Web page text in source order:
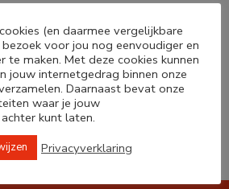

(en daarmee vergelijkbare
voor jou nog eenvoudiger en
te maken. Met deze cookies kunnen
jouw internetgedrag binnen onze
Daarnaast bevat onze
waar je jouw
kunt laten.
Privacyverklaring